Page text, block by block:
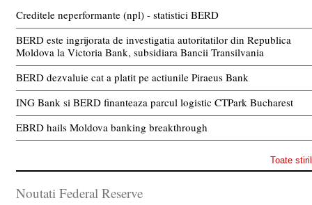
Creditele neperformante (npl) - statistici BERD
BERD este ingrijorata de investigatia autoritatilor din Republica
Moldova la Victoria Bank, subsidiara Bancii Transilvania
BERD dezvaluie cat a platit pe actiunile Piraeus Bank
ING Bank si BERD finanteaza parcul logistic CTPark Bucharest
EBRD hails Moldova banking breakthrough
Toate
Noutati Federal Reserve